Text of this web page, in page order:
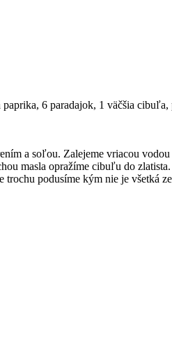
6 paradajok, 1 väčšia
a soľou. Zalejeme vriacou
masla opražíme cibuľu do
trochu podusíme kým nie je všetká